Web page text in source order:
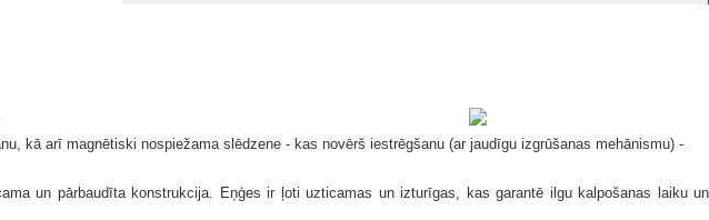
kā arī magnētiski nospiežama slēdzene - kas novērš iestrēgšanu (ar jaudīgu izgrūšanas mehānismu) -
un pārbaudīta konstrukcija. Eņģes ir ļoti uzticamas un izturīgas, kas garantē ilgu kalpošanas laiku un